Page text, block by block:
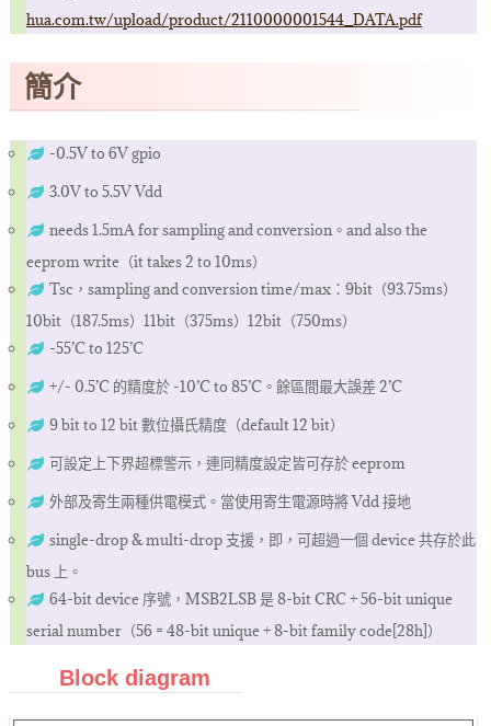
hua.com.tw/upload/product/2110000001544_DATA.pdf
簡介
-0.5V to 6V gpio
3.0V to 5.5V Vdd
needs 1.5mA for sampling and conversion。and also the
eeprom write（it takes 2 to 10ms）
Tsc，sampling and conversion time/max：9bit（93.75ms）
10bit（187.5ms）11bit（375ms）12bit（750ms）
-55’C to 125’C
+/- 0.5’C 的精度於 -10’C to 85’C。餘區間最大誤差 2’C
9 bit to 12 bit 數位攝氏精度（default 12 bit）
可設定上下界超標警示，連同精度設定皆可存於 eeprom
外部及寄生兩種供電模式。當使用寄生電源時將 Vdd 接地
single-drop & multi-drop 支援，即，可超過一個 device 共存於此
bus 上。
64-bit device 序號，MSB2LSB 是 8-bit CRC + 56-bit unique
serial number（56 = 48-bit unique + 8-bit family code[28h]）
Block diagram